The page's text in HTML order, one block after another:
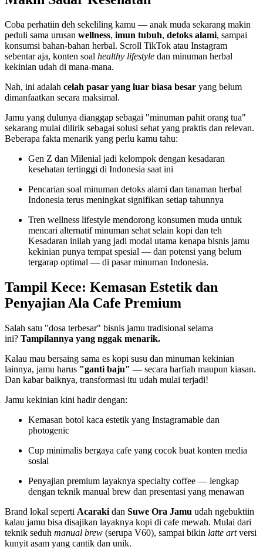
Coba perhatiin deh sekeliling kamu — anak muda sekarang makin
peduli sama urusan wellness, imun tubuh, detoks alami, sampai
konsumsi bahan-bahan herbal. Scroll TikTok atau Instagram
sebentar aja, konten soal healthy lifestyle dan minuman herbal
kekinian udah di mana-mana.
Nah, ini adalah celah pasar yang luar biasa besar yang belum
dimanfaatkan secara maksimal.
Jamu yang dulunya dianggap sebagai "minuman pahit orang tua"
sekarang mulai dilirik sebagai solusi sehat yang praktis dan relevan.
Beberapa fakta menarik yang perlu kamu tahu:
Gen Z dan Milenial jadi kelompok dengan kesadaran
kesehatan tertinggi di Indonesia saat ini
Pencarian soal minuman detoks alami dan tanaman herbal
Indonesia terus meningkat signifikan setiap tahunnya
Tren wellness lifestyle mendorong konsumen muda untuk
mencari alternatif minuman sehat selain kopi dan teh
Kesadaran inilah yang jadi modal utama kenapa bisnis jamu
kekinian punya tempat spesial — dan potensi yang belum
tergarap optimal — di pasar minuman Indonesia.
Tampil Kece: Kemasan Estetik dan
Penyajian Ala Cafe Premium
Salah satu "dosa terbesar" bisnis jamu tradisional selama
ini? Tampilannya yang nggak menarik.
Kalau mau bersaing sama es kopi susu dan minuman kekinian
lainnya, jamu harus "ganti baju" — secara harfiah maupun kiasan.
Dan kabar baiknya, transformasi itu udah mulai terjadi!
Jamu kekinian kini hadir dengan:
Kemasan botol kaca estetik yang Instagramable dan
photogenic
Cup minimalis bergaya cafe yang cocok buat konten media
sosial
Penyajian premium layaknya specialty coffee — lengkap
dengan teknik manual brew dan presentasi yang menawan
Brand lokal seperti Acaraki dan Suwe Ora Jamu udah ngebuktiin
kalau jamu bisa disajikan layaknya kopi di cafe mewah. Mulai dari
teknik seduh manual brew (serupa V60), sampai bikin latte artversi
kunyit asam yang cantik dan unik.